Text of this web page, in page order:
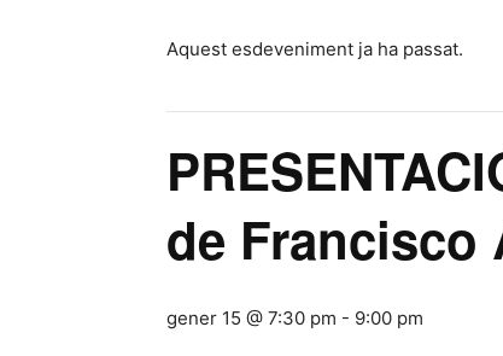
Aquest esdeveniment ja ha passat.
de Francisco
gener 15 @ 7:30 pm - 9:00 pm